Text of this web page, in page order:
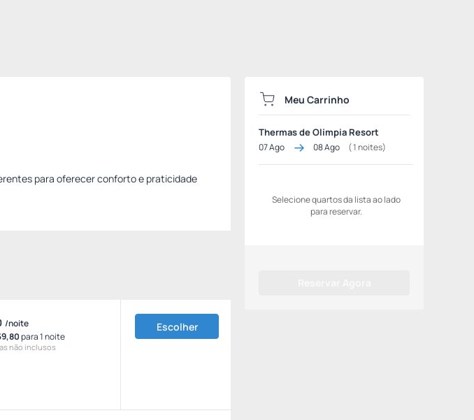
para oferecer conforto e praticidade
/noite
para 1 noite
não inclusos
Escolher
Meu Carrinho
Thermas de Olímpia Resort
07 Ago 08 Ago (1noites)
Selecione quartos da lista ao lado
para reservar.